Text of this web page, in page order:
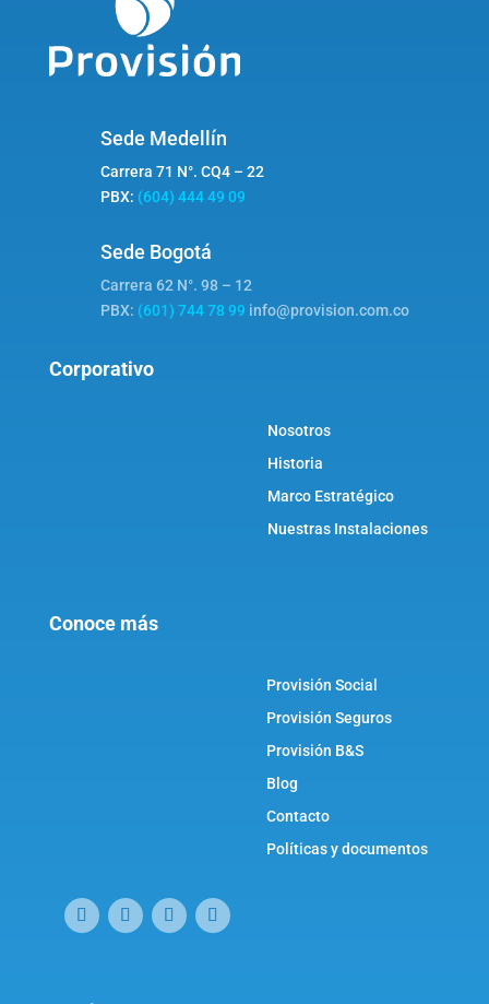
Sede Medellín
Carrera 71 N°. CQ4 – 22
PBX: (604) 444 49 09
Sede Bogotá
Carrera 62 N°. 98 – 12
PBX: (601) 744 78 99 info@provision.com.co
Corporativo
Nosotros
Historia
Marco Estratégico
Nuestras Instalaciones
Conoce más
Provisión Social
Provisión Seguros
Provisión B&S
Blog
Contacto
Políticas y documentos